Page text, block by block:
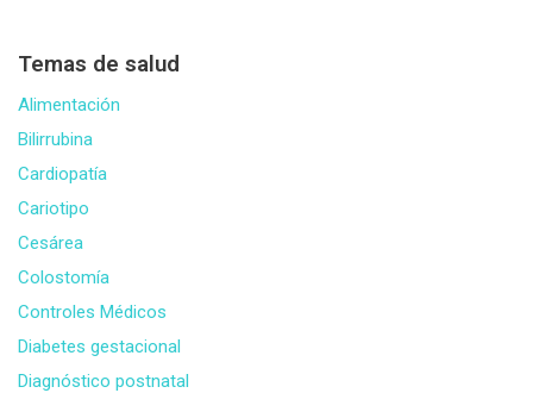
Temas de salud
Alimentación
Bilirrubina
Cardiopatía
Cariotipo
Cesárea
Colostomía
Controles Médicos
Diabetes gestacional
Diagnóstico postnatal